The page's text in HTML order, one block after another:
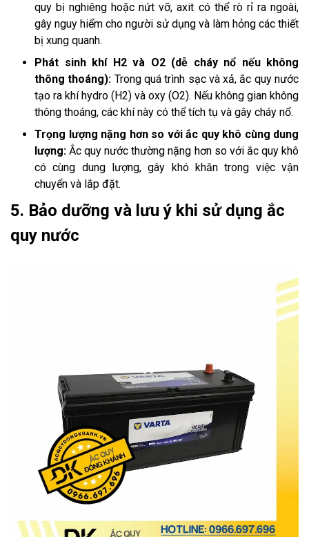
quy bị nghiêng hoặc nứt vỡ, axit có thể rò rỉ ra ngoài,
gây nguy hiểm cho người sử dụng và làm hỏng các thiết
bị xung quanh.
Phát sinh khí H2 và O2 (dễ cháy nổ nếu không
thông thoáng): Trong quá trình sạc và xả, ắc quy nước
tạo ra khí hydro (H2) và oxy (O2). Nếu không gian không
thông thoáng, các khí này có thể tích tụ và gây cháy nổ.
Trọng lượng nặng hơn so với ắc quy khô cùng dung
lượng: Ắc quy nước thường nặng hơn so với ắc quy khô
có cùng dung lượng, gây khó khăn trong việc vận
chuyển và lắp đặt.
5. Bảo dưỡng và lưu ý khi sử dụng ắc
quy nước